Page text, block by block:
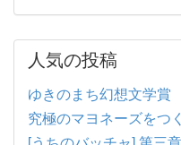
人気の投稿
ゆきのまち幻想文学賞
究極のマヨネーズをつ